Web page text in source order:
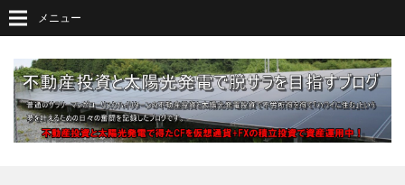
メニュー